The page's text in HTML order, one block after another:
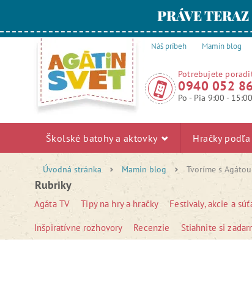
PRÁVE
Náš príbeh Mamin blog
Potrebujete
0940 052
Po - Pia 9:00 - 15:00
Školské batohy a aktovky Hračky
Úvodná stránka Mamin blog Tvoríme s
Rubriky
Agáta TV Tipy na hry a hračky Festivaly, akcie a
Inšpiratívne rozhovory Recenzie Stiahnite si